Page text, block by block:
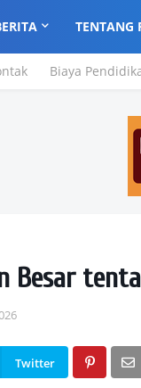
TENTANG
Biaya
Besar
Twitter